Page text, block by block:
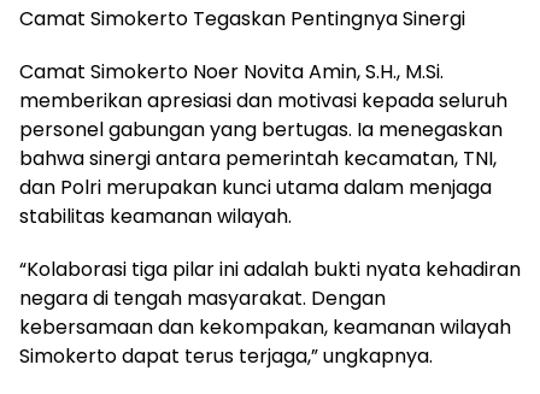
Camat Simokerto Tegaskan Pentingnya Sinergi
Camat Simokerto Noer Novita Amin, S.H., M.Si.
memberikan apresiasi dan motivasi kepada seluruh
personel gabungan yang bertugas. Ia menegaskan
bahwa sinergi antara pemerintah kecamatan, TNI,
dan Polri merupakan kunci utama dalam menjaga
stabilitas keamanan wilayah.
“Kolaborasi tiga pilar ini adalah bukti nyata kehadiran
negara di tengah masyarakat. Dengan
kebersamaan dan kekompakan, keamanan wilayah
Simokerto dapat terus terjaga,” ungkapnya.